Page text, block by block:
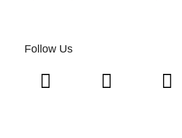
Follow Us